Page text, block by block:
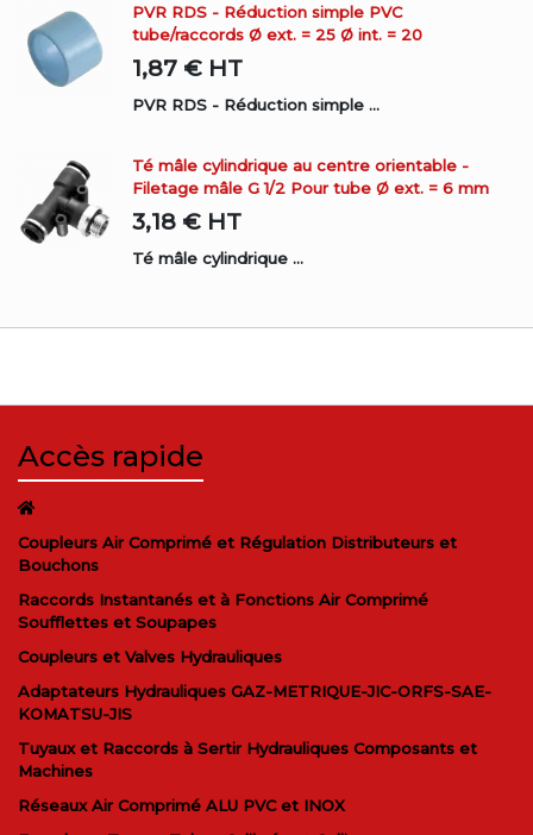
PVR RDS - Réduction simple PVC
tube/raccords Ø ext. = 25 Ø int. = 20
1,87 € HT
PVR RDS - Réduction simple ...
Té mâle cylindrique au centre orientable -
Filetage mâle G 1/2 Pour tube Ø ext. = 6 mm
3,18 € HT
Té mâle cylindrique ...
Accès rapide
Coupleurs Air Comprimé et Régulation Distributeurs et
Bouchons
Raccords Instantanés et à Fonctions Air Comprimé
Soufflettes et Soupapes
Coupleurs et Valves Hydrauliques
Adaptateurs Hydrauliques GAZ-METRIQUE-JIC-ORFS-SAE-
KOMATSU-JIS
Tuyaux et Raccords à Sertir Hydrauliques Composants et
Machines
Réseaux Air Comprimé ALU PVC et INOX